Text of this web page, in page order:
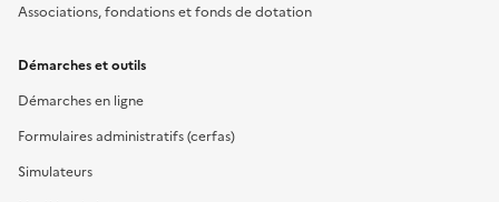
Associations, fondations et fonds de dotation
Démarches et outils
Démarches en ligne
Formulaires administratifs (cerfas)
Simulateurs